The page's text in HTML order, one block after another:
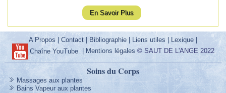
En Savoir Plus
A Propos |Contact | Bibliographie | Liens utiles| Lexique |
Chaîne YouTube| Mentions légales © SAUT DE L'ANGE 2022
Soins du Corps
Massages aux plantes
Bains Vapeur aux plantes